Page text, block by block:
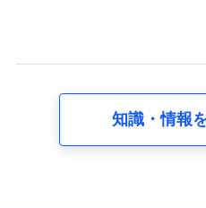
8.取引先個人情報
取引先としての選定業務、営
知識・情報